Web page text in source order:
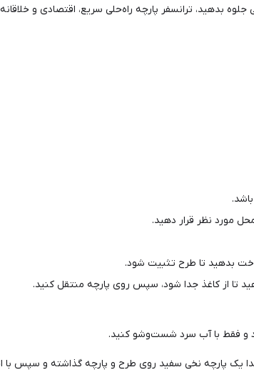
بدهید، ترانسفر پارچه راه‌حلی سریع، اقتصادی و
مورد نظر قرار دهید.
بدهید تا طرح تثبیت شود.
یک پارچه نخی سفید روی طرح و پارچه گذاشته و سپس